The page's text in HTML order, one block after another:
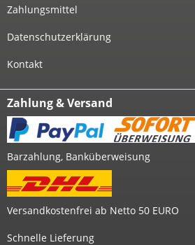
Zahlungsmittel
Datenschutzerklärung
Kontakt
Zahlung & Versand
Barzahlung, Banküberweisung
Versandkostenfrei ab Netto 50 EURO
Schnelle Lieferung